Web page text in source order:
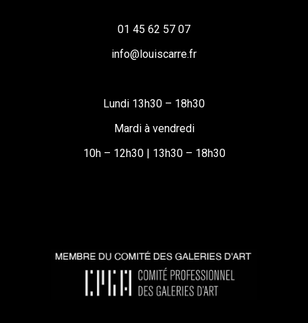
01 45 62 57 07
info@louiscarre.fr
Lundi 13h30 – 18h30
Mardi à vendredi
10h – 12h30 | 13h30 – 18h30